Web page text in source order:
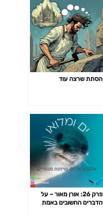
הסתת שרצה עוד
פרק 26: אורן מאור – על
הדברים החשובים באמת